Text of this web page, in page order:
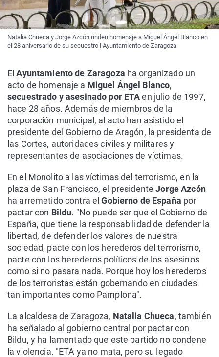
Natalia Chueca y Jorge Azcón rinden homenaje a Miguel Ángel Blanco en
el 28 aniversario de su secuestro | Ayuntamiento de Zaragoza
ElAyuntamiento de Zaragoza ha organizado un
acto de homenaje a Miguel Ángel Blanco,
secuestrado y asesinado por ETAen julio de 1997,
hace 28 años. Además de miembros de la
corporación municipal, al acto han asistido el
presidente del Gobierno de Aragón, la presidenta de
las Cortes, autoridades civiles y militares y
representantes de asociaciones de víctimas.
En el Monolito a las víctimas del terrorismo, en la
plaza de San Francisco, el presidenteJorge Azcón
ha arremetido contra elGobierno de España por
pactar con Bildu. "No puede ser que el Gobierno de
España, que tiene la responsabilidad de defender la
libertad, de defender los valores de nuestra
sociedad, pacte con los herederos del terrorismo,
pacte con los herederos políticos de los asesinos
como si no pasara nada. Porque hoy los herederos
de los terroristas están gobernando en ciudades
tan importantes como Pamplona".
La alcaldesa de Zaragoza, Natalia Chueca, también
ha señalado al gobierno central por pactar con
Bildu, y ha lamentado que este partido no condene
la violencia. "ETA ya no mata, pero su legado